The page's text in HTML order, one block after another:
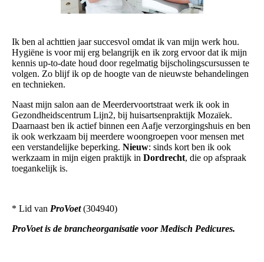
Ik ben al achttien jaar succesvol omdat ik van mijn werk hou.
Hygiëne is voor mij erg belangrijk en ik zorg ervoor dat ik mijn
kennis up-to-date houd door regelmatig bijscholingscursussen te
volgen. Zo blijf ik op de hoogte van de nieuwste behandelingen
en technieken.
Naast mijn salon aan de Meerdervoortstraat werk ik ook in
Gezondheidscentrum Lijn2, bij huisartsenpraktijk Mozaïek.
Daarnaast ben ik actief binnen een Aafje verzorgingshuis en ben
ik ook werkzaam bij meerdere woongroepen voor mensen met
een verstandelijke beperking. Nieuw: sinds kort ben ik ook
werkzaam in mijn eigen praktijk in Dordrecht, die op afspraak
toegankelijk is.
* Lid van ProVoet(304940)
ProVoet is de brancheorganisatie voor Medisch Pedicures.